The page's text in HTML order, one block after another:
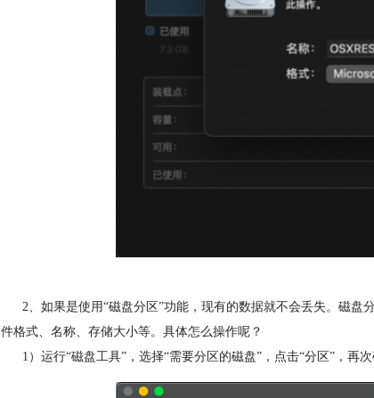
2、如果是使用“磁盘分区”功能，现有的数据就不会丢失。磁盘
件格式、名称、存储大小等。具体怎么操作呢？
1）运行“磁盘工具”，选择“需要分区的磁盘”，点击“分区”，再次